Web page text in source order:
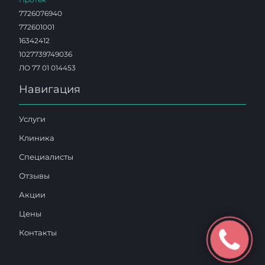
7726076940
772601001
16342412
1027739749036
ЛО 77 01 014453
Навигация
Услуги
Клиника
Специалисты
Отзывы
Акции
Цены
Контакты